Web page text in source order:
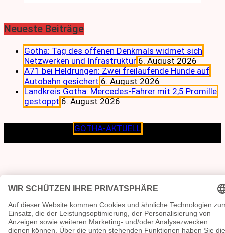
Neueste Beiträge
Gotha: Tag des offenen Denkmals widmet sich
Netzwerken und Infrastruktur 6. August 2026
A71 bei Heldrungen: Zwei freilaufende Hunde auf
Autobahn gesichert 6. August 2026
Landkreis Gotha: Mercedes-Fahrer mit 2,5 Promille
gestoppt 6. August 2026
GOTHA-AKTUELL
Lokalen verpflichtet.